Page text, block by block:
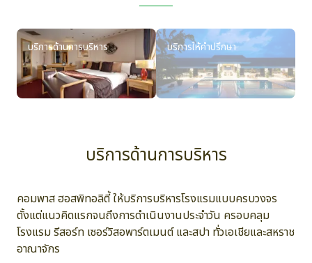
บริการด้านการบริหาร บริการให้คำปรึกษา
บริการด้านการบริหาร
คอมพาส ฮอสพิทอลิตี้ ให้บริการบริหารโรงแรมแบบครบวงจร
ตั้งแต่แนวคิดแรกจนถึงการดำเนินงานประจำวัน ครอบคลุม
โรงแรม รีสอร์ท เซอร์วิสอพาร์ตเมนต์ และสปา ทั่วเอเชียและสหราช
อาณาจักร